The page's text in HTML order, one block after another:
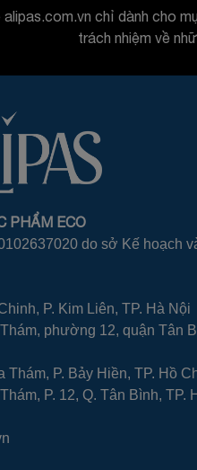
chỉ dành cho
trách nhiệm về
PHẨM ECO
do sở Kế hoạch
P. Kim Liên, TP. Hà Nội
phường 12, quận Tân
Thám, P. Bảy Hiền, TP. Hồ
P. 12, Q. Tân Bình, TP.